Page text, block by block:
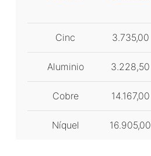
Cinc 3.735,00
Aluminio 3.228,50
Cobre 14.167,00
Níquel 16.905,00